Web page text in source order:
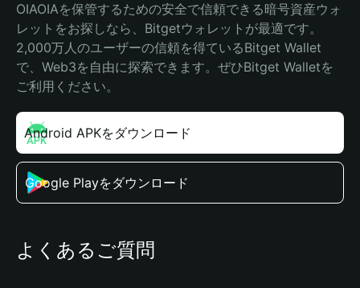
OIAOIAを保管するための安全で信頼できる暗号資産ウォ
レットをお探しなら、Bitgetウォレットが最適です。
2,000万人のユーザーの信頼を得ているBitget Wallet
で、Web3を自由に探索できます。ぜひBitget Walletを
ご利用ください。
Android APKをダウンロード
Google Playをダウンロード
よくあるご質問